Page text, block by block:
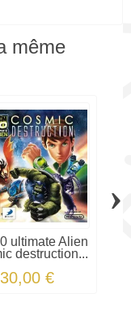
même
ultimate Alien
destruction...
30,00 €
›